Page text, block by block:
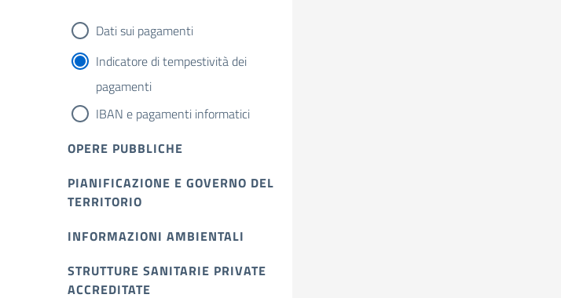
Dati sui pagamenti
Indicatore di tempestività dei
pagamenti
IBAN e pagamenti informatici
OPERE PUBBLICHE
PIANIFICAZIONE E GOVERNO DEL
TERRITORIO
INFORMAZIONI AMBIENTALI
STRUTTURE SANITARIE PRIVATE
ACCREDITATE